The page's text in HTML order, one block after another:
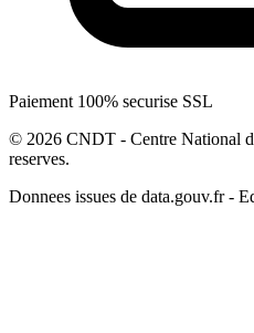
Paiement 100% securise SSL
© 2026 CNDT - Centre National
reserves.
Donnees issues de data.gouv.fr -